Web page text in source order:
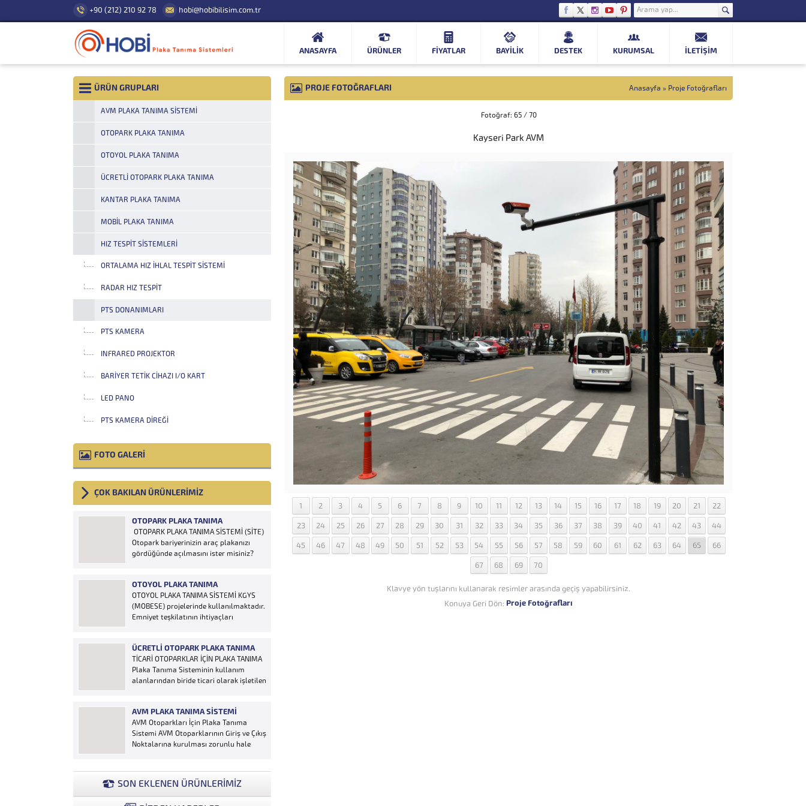
+90 (212) 210 92 78 hobi@hobibilisim.com.tr
ANASAYFA ÜRÜNLER FIYATLAR BAYİLİK DESTEK KURUMSAL İLETIŞIM
PROJE FOTOĞRAFLARI Anasayfa » Proje Fotoğrafları
Fotoğraf: 65 / 70
Kayseri Park AVM
1 2 3 4 5 6 7 8 9 10 11 12 13 14 15 16 17 18 19 20 21 22
23 24 25 26 27 28 29 30 31 32 33 34 35 36 37 38 39 40 41 42 43 44
45 46 47 48 49 50 51 52 53 54 55 56 57 58 59 60 61 62 63 64 65 66
67 68 69 70
Klavye yön tuşlarını kullanarak resimler arasında geçiş yapabilirsiniz.
Konuya Geri Dön: Proje Fotoğrafları
ÜRÜN GRUPLARI
AVM PLAKA TANIMA SISTEMI
OTOPARK PLAKA TANIMA
OTOYOL PLAKA TANIMA
ÜCRETLI OTOPARK PLAKA TANIMA
KANTAR PLAKA TANIMA
MOBIL PLAKA TANIMA
HIZ TESPIT SISTEMLERI
ORTALAMA HIZ İHLAL TESPIT SISTEMI
RADAR HIZ TESPIT
PTS DONANIMLARI
PTS KAMERA
INFRARED PROJEKTOR
BARIYER TETIK CIHAZI I/O KART
LED PANO
PTS KAMERA DIREĞI
FOTO GALERİ
ÇOK BAKILAN ÜRÜNLERİMİZ
OTOPARK PLAKA TANIMA
OTOPARK PLAKA TANIMA SİSTEMİ (SİTE)
Otopark bariyerinizin araç plakanızı
gördüğünde açılmasını ister misiniz?
ürünlere ihtiyaç duymaz, aracınızın
plakasının olması bariyerinizin otomatik
açılması için yeterlidir… Plaka tanıma
sistemi otoparklarda sisteme...
OTOYOL PLAKA TANIMA
OTOYOL PLAKA TANIMA SİSTEMİ KGYS
(MOBESE) projelerinde kullanılmaktadır.
Emniyet teşkilatının ihtiyaçları
olanak sağlamaktadır. Otoyol
uygulaması karayolunda seyir halinde
bulunan araçların Plakalarının
tanımlanmasına yönelik geliştirilen bir
alınan...
ÜCRETLI OTOPARK PLAKA TANIMA
TİCARİ OTOPARKLAR İÇİN PLAKA TANIMA
Plaka Tanıma Sisteminin kullanım
alanlarından biride ticari olarak işletilen
edilmesi ve ön muhasebenin
tutulmasına yönelik bilgisayar kontrollü
yazılım sistemidir. Ücretin otopark
girişinde araç tipine göre peşin alınması
AVM PLAKA TANIMA SISTEMI
AVM Otoparkları İçin Plaka Tanıma
Sistemi AVM Otoparklarının Giriş ve Çıkış
Noktalarına kurulması zorunlu hale
bir ihtiyaçtır. AVM Yönetimleri Plaka
Tanıma Sisteminden elde edecekleri
verilerle müşteri yoğunluk analizlerini
SON EKLENEN ÜRÜNLERİMİZ